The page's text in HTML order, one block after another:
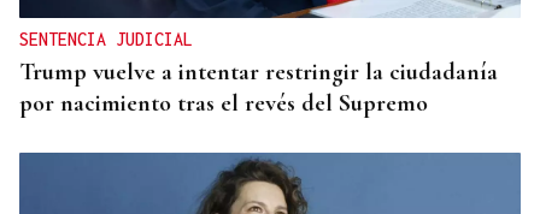
SENTENCIA JUDICIAL
Trump vuelve a intentar restringir la ciudadanía
por nacimiento tras el revés del Supremo